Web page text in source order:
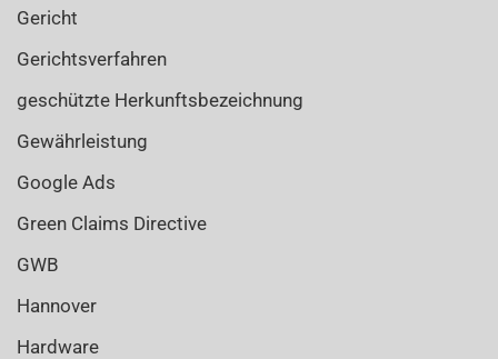
Gericht
Gerichtsverfahren
geschützte Herkunftsbezeichnung
Gewährleistung
Google Ads
Green Claims Directive
GWB
Hannover
Hardware